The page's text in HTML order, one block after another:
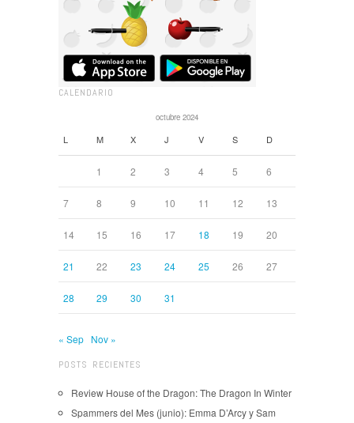
CALENDARIO
octubre 2024
L M X J V S D
1 2 3 4 5 6
7 8 9 10 11 12 13
14 15 16 17 18 19 20
21 22 23 24 25 26 27
28 29 30 31
« Sep Nov »
POSTS RECIENTES
Review House of the Dragon: The Dragon In Winter
Spammers del Mes (junio): Emma D’Arcy y Sam